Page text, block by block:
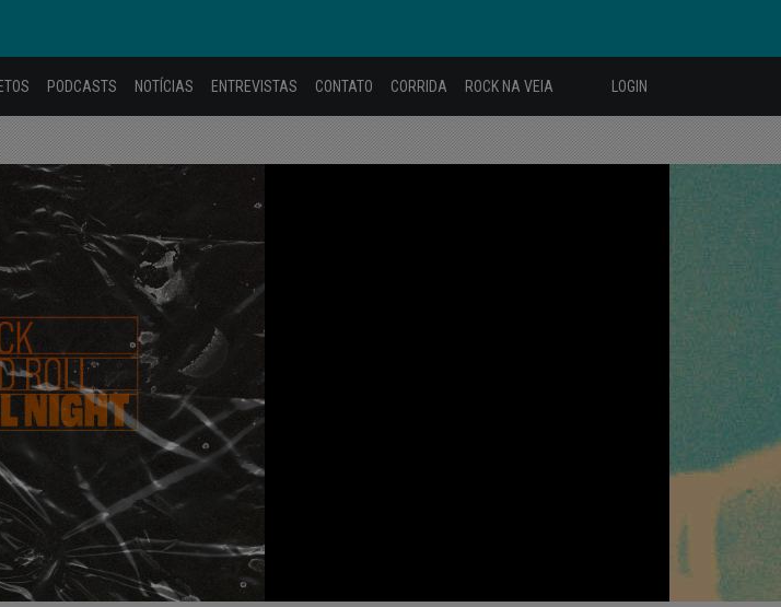
PODCASTS NOTÍCIAS ENTREVISTAS CONTATO CORRIDA ROCK NA VEIA LOGIN